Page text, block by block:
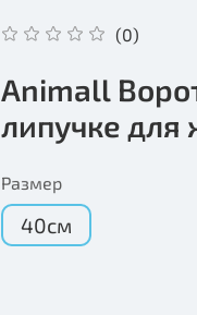
(0)
Animall
липучке
Размер
40см